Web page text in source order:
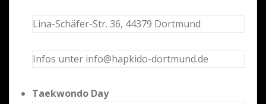
Lina-Schäfer-Str. 36, 44379 Dortmund
Infos unter info@hapkido-dortmund.de
Taekwondo Day